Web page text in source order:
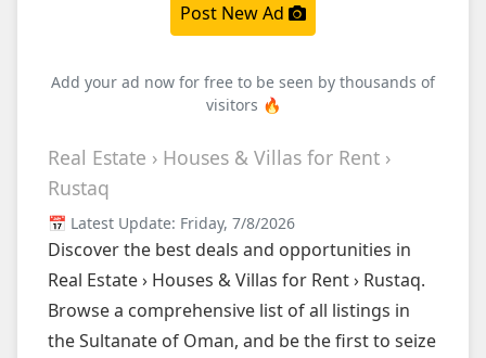
Add your ad now for free to be seen by thousands of
visitors 🔥
Real Estate › Houses & Villas for Rent ›
Rustaq
📅 Latest Update: Friday, 7/8/2026
Discover the best deals and opportunities in
Real Estate › Houses & Villas for Rent › Rustaq.
Browse a comprehensive list of all listings in
the Sultanate of Oman, and be the first to seize